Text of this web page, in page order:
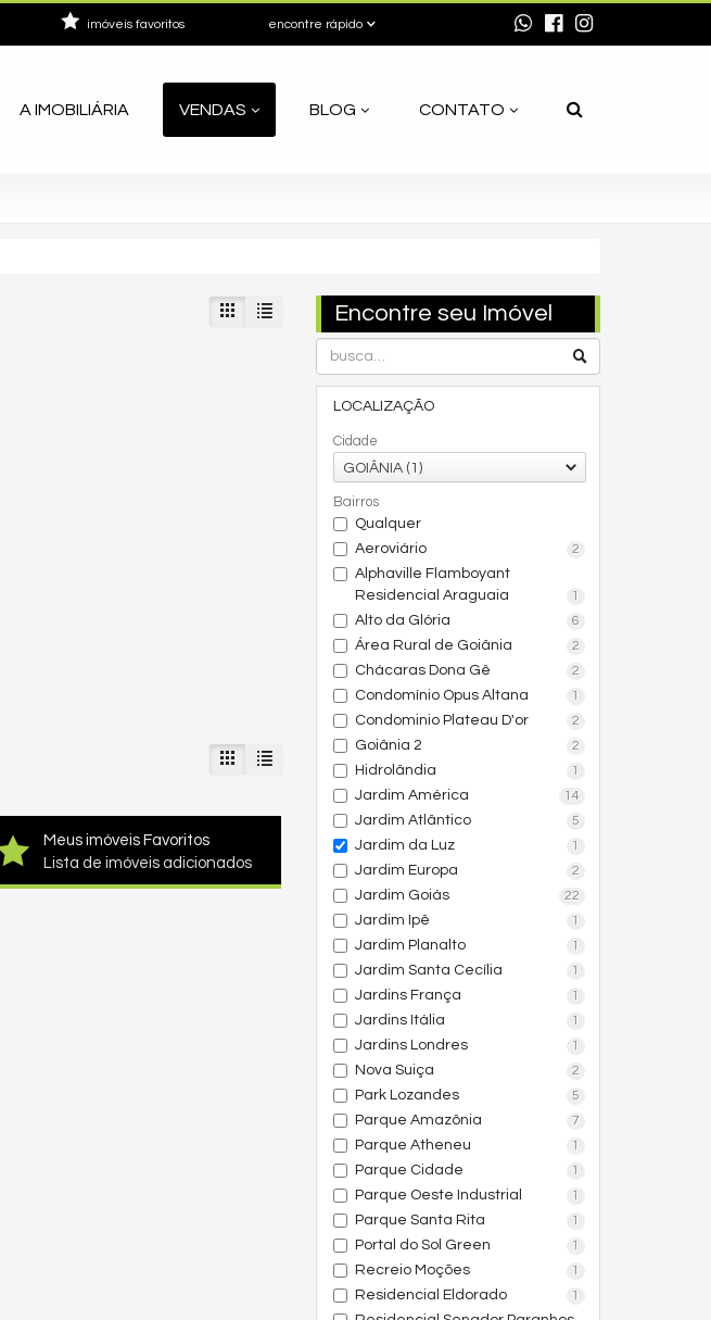
encontre rápido
imóveis favoritos
A IMOBILIÁRIA VENDAS BLOG CONTATO
Encontre seu Imóvel
LOCALIZAÇÃO
Cidade
GOIÂNIA (1)
Bairros
Qualquer
Aeroviário
2
Alphaville Flamboyant
Residencial Araguaia
1
Alto da Glória 6
Área Rural de Goiânia 2
Chácaras Dona Gê 2
Condomínio Opus Altana 1
Condominio Plateau D'or 2
Goiânia 2 2
Hidrolândia 1
Jardim América 14
Jardim Atlântico 5
Jardim da Luz 1
Jardim Europa 2
Jardim Goiás 22
Jardim Ipê 1
Jardim Planalto 1
Jardim Santa Cecília 1
Jardins França 1
Jardins Itália 1
Jardins Londres 1
Nova Suiça 2
Park Lozandes 5
Parque Amazônia 7
Parque Atheneu 1
Parque Cidade 1
Parque Oeste Industrial 1
Parque Santa Rita 1
Portal do Sol Green 1
Recreio Moções 1
Residencial Eldorado 1
Meus imóveis Favoritos
Lista de imóveis adicionados